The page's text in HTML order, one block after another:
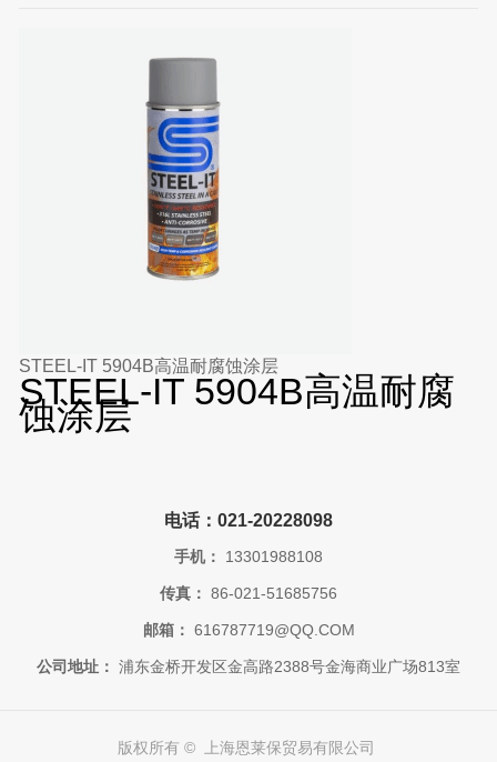
STEEL-IT 5904B高温耐腐蚀涂层
STEEL-IT 5904B高温耐腐
蚀涂层
电话：021-20228098
手机： 13301988108
传真： 86-021-51685756
邮箱： 616787719@QQ.COM
公司地址： 浦东金桥开发区金高路2388号金海商业广场813室
版权所有 © 上海恩莱保贸易有限公司